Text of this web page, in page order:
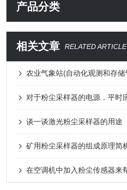
产品分类
相关文章 RELATED
农业气象站(自动化观测和存
对于粉尘采样器的电源，平时
谈一谈激光粉尘采样器的用途
矿用粉尘采样器的组成原理简
在空调机中加入粉尘传感器来